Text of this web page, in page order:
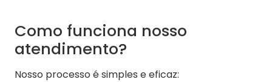
Como funciona nosso
atendimento?
Nosso processo é simples e eficaz: